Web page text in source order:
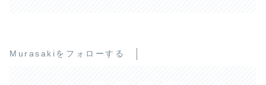
Murasakiをフォローする